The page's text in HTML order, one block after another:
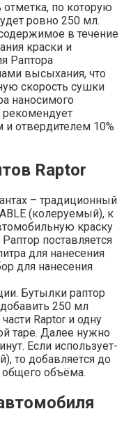
отметка, по которую
ровно 250 мл.
в течение
краски и
Раптора
высыхания, что
скорость сушки
наносимого
и отвердителем 10%
Raptor
– тра­ди­ци­он­ный
(коле­ру­е­мый), к
крас­ку
постав­ля­ет­ся
для нане­се­ния
для нане­се­ния
Бутыл­ки рап­тор
250 мл
Raptor и одну
таре. Далее нуж­но
Если исполь­зу­ет­
то добав­ля­ет­ся до
обще­го объёма.